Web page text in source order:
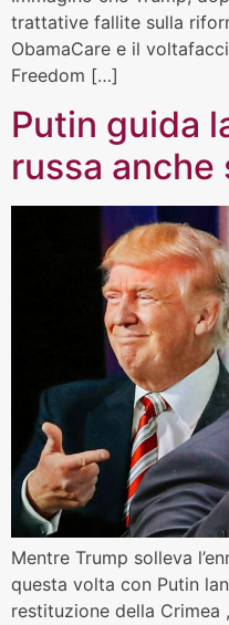
trattative fallite sulla
ObamaCare e il
Freedom […]
Putin guida
russa anche
Mentre Trump solleva
questa volta con Putin
restituzione della Crimea